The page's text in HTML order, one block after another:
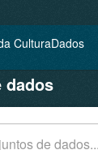
DADOS
dados